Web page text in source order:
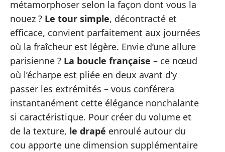
métamorphoser selon la façon dont vous la
nouez ? Le tour simple, décontracté et
efficace, convient parfaitement aux journées
où la fraîcheur est légère. Envie d’une allure
parisienne ? La boucle française – ce nœud
où l’écharpe est pliée en deux avant d’y
passer les extrémités – vous conférera
instantanément cette élégance nonchalante
si caractéristique. Pour créer du volume et
de la texture, le drapé enroulé autour du
cou apporte une dimension supplémentaire